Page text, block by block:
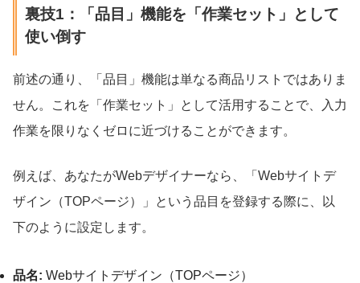
裏技1：「品目」機能を「作業セット」として
使い倒す
前述の通り、「品目」機能は単なる商品リストではありま
せん。これを「作業セット」として活用することで、入力
作業を限りなくゼロに近づけることができます。
例えば、あなたがWebデザイナーなら、「Webサイトデ
ザイン（TOPページ）」という品目を登録する際に、以
下のように設定します。
品名: Webサイトデザイン（TOPページ）